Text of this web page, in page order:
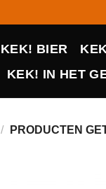
KEK! BIER
KEK! IN HET
/ PRODUCTEN